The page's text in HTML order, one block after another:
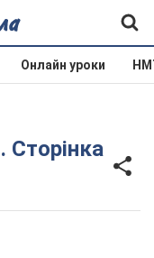
Онлайн уроки